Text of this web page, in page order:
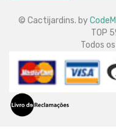
© Cactijardins. by
TOP
Todos